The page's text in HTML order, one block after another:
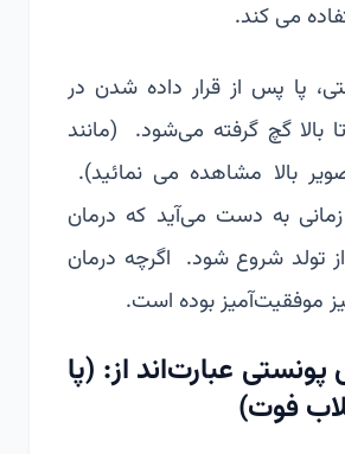
می کند.
پا پس از قرار داده شدن در
بالا گچ گرفته می‌شود. (مانند
بالا مشاهده می نمائید).
زمانی به دست می‌آید که درمان
تولد شروع شود. اگرچه درمان
نیز موفقیت‌آمیز بوده است.
عبارت‌اند از: (پا
فوت)